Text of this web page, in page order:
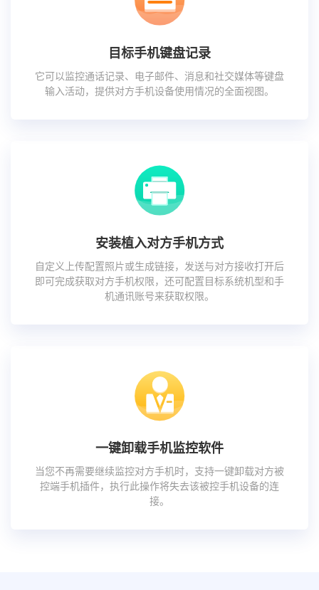
目标手机键盘记录
它可以监控通话记录、电子邮件、消息和社交媒体等键盘
输入活动，提供对方手机设备使用情况的全面视图。
安装植入对方手机方式
自定义上传配置照片或生成链接，发送与对方接收打开后
即可完成获取对方手机权限，还可配置目标系统机型和手
机通讯账号来获取权限。
一键卸载手机监控软件
当您不再需要继续监控对方手机时，支持一键卸载对方被
控端手机插件，执行此操作将失去该被控手机设备的连
接。